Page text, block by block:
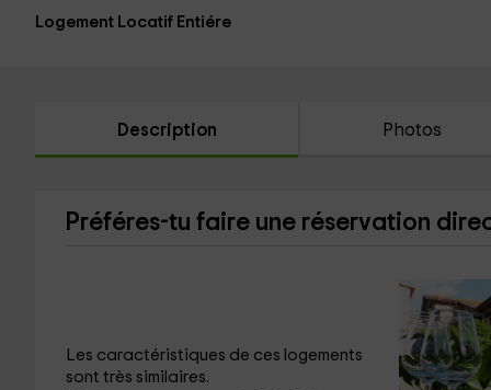
Logement Locatif Entiére
Description Photos
Préféres-tu faire une réservation
Les caractéristiques de ces logements
sont très similaires.